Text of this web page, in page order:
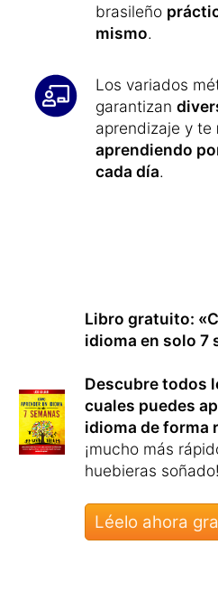
brasileño
mismo.
Los variados
garantizan
aprendizaje y te
aprendiendo
cada día.
Libro gratuito:
idioma en solo 7
Descubre todos
cuales puedes
idioma de forma
¡mucho más
huebieras soñado!
Léelo ahora